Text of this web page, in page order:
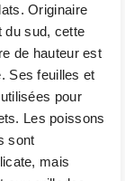
Originaire
du sud, cette
de hauteur est
Ses feuilles et
pour
Les poissons
sont
mais